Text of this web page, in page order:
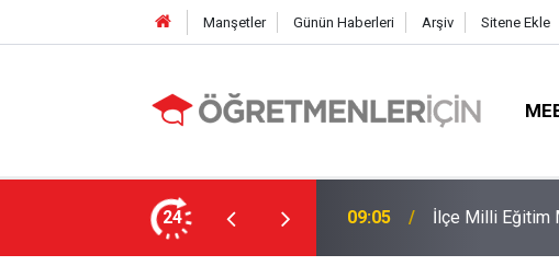
Manşetler Günün Haberleri Arşiv Sitene Ekle
24 19:00 MEB e-Kayıt